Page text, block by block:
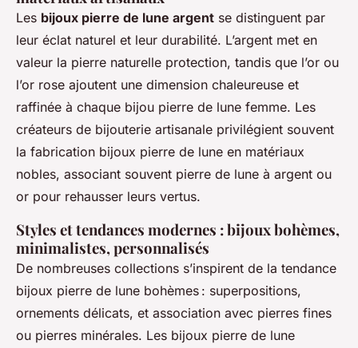
Les bijoux pierre de lune argent se distinguent par
leur éclat naturel et leur durabilité. L’argent met en
valeur la pierre naturelle protection, tandis que l’or ou
l’or rose ajoutent une dimension chaleureuse et
raffinée à chaque bijou pierre de lune femme. Les
créateurs de bijouterie artisanale privilégient souvent
la fabrication bijoux pierre de lune en matériaux
nobles, associant souvent pierre de lune à argent ou
or pour rehausser leurs vertus.
Styles et tendances modernes : bijoux bohèmes,
minimalistes, personnalisés
De nombreuses collections s’inspirent de la tendance
bijoux pierre de lune bohèmes : superpositions,
ornements délicats, et association avec pierres fines
ou pierres minérales. Les bijoux pierre de lune